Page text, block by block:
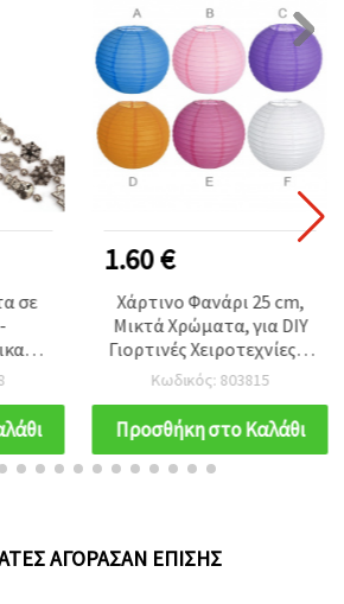
σε
m
1.60 €
Χάρτινο Φανάρι 25 cm,
Μικτά Χρώματα, για DIY
Γιορτινές Χειροτεχνίες &
Διακόσμηση
Κωδικός: 803815
Προσθήκη στο Καλάθι
ΑΓΌΡΑΣΑΝ ΕΠΊΣΗΣ